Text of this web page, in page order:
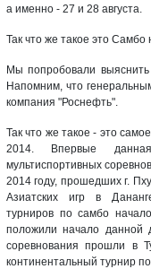
а именно - 27 и 28 августа.
Так что же такое это Самбо
Мы попробовали
Напомним, что
компания "Роснефть".
Так что же такое - это
2014. Впервые
мультиспортивных
2014 году, прошедших г.
Азиатских игр в
турниров по самбо
положили начало данной
соревнования прошли в
континентальный турнир